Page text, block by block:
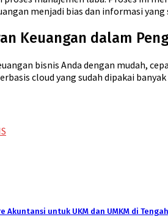
menjadi bias dan informasi
Keuangan dalam
bisnis Anda dengan mudah,
cloud yang sudah dipakai
Akuntansi untuk UKM dan UMKM di